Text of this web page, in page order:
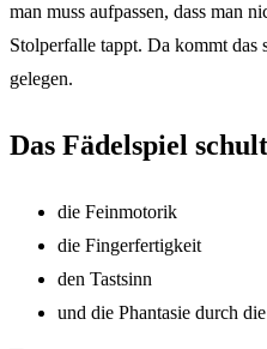
man muss aufpassen, dass man
Stolperfalle tappt. Da kommt das
gelegen.
Das Fädelspiel
die Feinmotorik
die Fingerfertigkeit
den Tastsinn
und die Phantasie durch